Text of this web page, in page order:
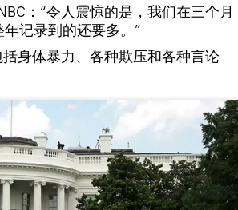
：“令人震惊的是，我们在三个月
记录到的还要多。”
身体暴力、各种欺压和各种言论